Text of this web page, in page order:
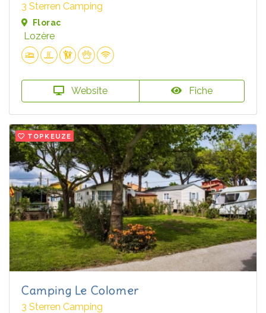
3 Sterren Camping
Florac
Lozère
Website Fiche
TOPKEUZE
Camping Le Colomer
3 Sterren Camping